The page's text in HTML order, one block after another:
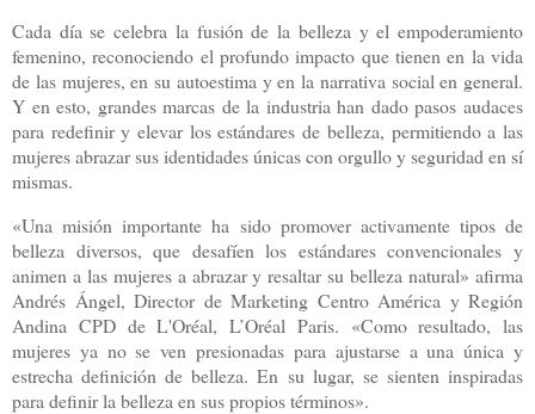
Cada día se celebra la fusión de la belleza y el empoderamiento
femenino, reconociendo el profundo impacto que tienen en la vida
de las mujeres, en su autoestima y en la narrativa social en general.
Y en esto, grandes marcas de la industria han dado pasos audaces
para redefinir y elevar los estándares de belleza, permitiendo a las
mujeres abrazar sus identidades únicas con orgullo y seguridad en sí
mismas.
«Una misión importante ha sido promover activamente tipos de
belleza diversos, que desafíen los estándares convencionales y
animen a las mujeres a abrazar y resaltar su belleza natural» afirma
Andrés Ángel, Director de Marketing Centro América y Región
Andina CPD de L'Oréal, L’Oréal Paris. «Como resultado, las
mujeres ya no se ven presionadas para ajustarse a una única y
estrecha definición de belleza. En su lugar, se sienten inspiradas
para definir la belleza en sus propios términos».